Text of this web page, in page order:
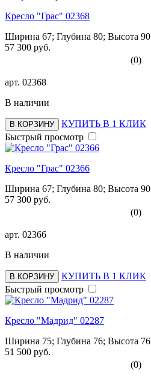
Кресло "Грас" 02368
Ширина 67; Глубина 80; Высота 90
57 300 руб.
(0)
арт. 02368
В наличии
В КОРЗИНУ
КУПИТЬ В 1 КЛИК
Быстрый просмотр
Кресло "Грас" 02366
Ширина 67; Глубина 80; Высота 90
57 300 руб.
(0)
арт. 02366
В наличии
В КОРЗИНУ
КУПИТЬ В 1 КЛИК
Быстрый просмотр
Кресло "Мадрид" 02287
Ширина 75; Глубина 76; Высота 76
51 500 руб.
(0)